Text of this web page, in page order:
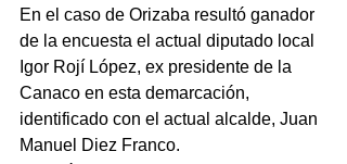
En el caso de Orizaba resultó ganador
de la encuesta el actual diputado local
Igor Rojí López, ex presidente de la
Canaco en esta demarcación,
identificado con el actual alcalde, Juan
Manuel Diez Franco.